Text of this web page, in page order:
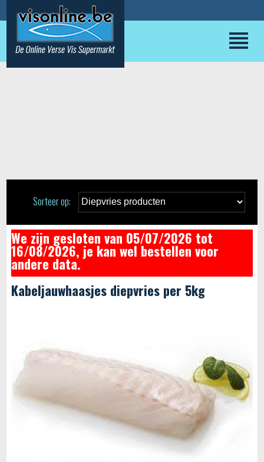
Sorteer op:
We zijn gesloten van 05/07/2026 tot
16/08/2026, je kan wel bestellen voor
andere data.
Kabeljauwhaasjes diepvries per 5kg